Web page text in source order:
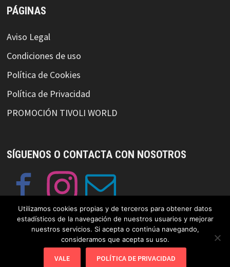
PÁGINAS
Aviso Legal
Condiciones de uso
Política de Cookies
Política de Privacidad
PROMOCIÓN TIVOLI WORLD
SÍGUENOS O CONTACTA CON NOSOTROS
© Copyright GayFriendlySpain 2019 Funciona conWordPress
Utilizamos cookies propias y de terceros para obtener datos
estadísticos de la navegación de nuestros usuarios y mejorar
nuestros servicios. Si acepta o continúa navegando,
consideramos que acepta su uso.
VALE POLÍTICA DE PRIVACIDAD